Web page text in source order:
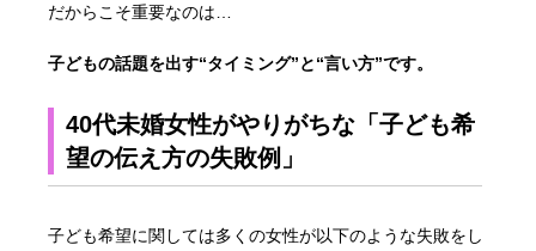
だからこそ重要なのは…
子どもの話題を出す“タイミング”と“言い方”です。
40代未婚女性がやりがちな「子ども希
望の伝え方の失敗例」
子ども希望に関しては多くの女性が以下のような失敗をし